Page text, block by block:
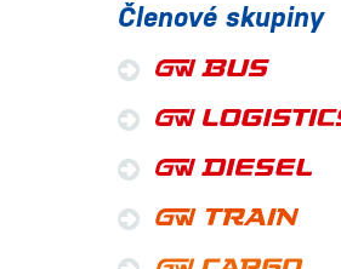
Členové skupiny